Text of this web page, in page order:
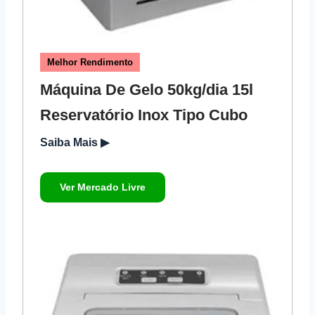
Melhor Rendimento
Máquina De Gelo 50kg/dia 15l
Reservatório Inox Tipo Cubo
Saiba Mais ▶
Ver Mercado Livre